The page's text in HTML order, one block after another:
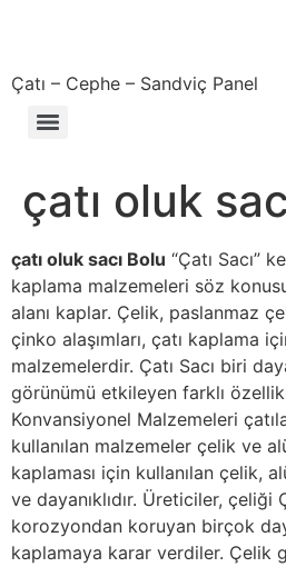
Çatı – Cephe – Sandviç Panel
çatı oluk
çatı oluk sacı Bolu “Çatı Sacı”
kaplama malzemeleri söz
alanı kaplar. Çelik, paslanmaz
çinko alaşımları, çatı kaplama
malzemelerdir. Çatı Sacı biri
görünümü etkileyen farklı
Konvansiyonel Malzemeleri
kullanılan malzemeler çelik ve
kaplaması için kullanılan çelik,
ve dayanıklıdır. Üreticiler, çeliği
korozyondan koruyan birçok
kaplamaya karar verdiler. Çelik